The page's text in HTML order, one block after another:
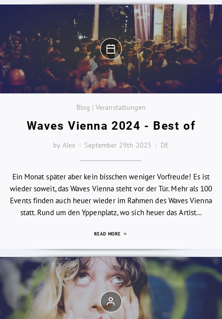
Blog | Veranstaltungen
Waves Vienna 2024 - Best of
by Alex September 29th 2025 DE
Ein Monat später aber kein bisschen weniger Vorfreude! Es ist
wieder soweit, das Waves Vienna steht vor der Tür. Mehr als 100
Events finden auch heuer wieder im Rahmen des Waves Vienna
statt. Rund um den Yppenplatz, wo sich heuer das Artist...
READ MORE